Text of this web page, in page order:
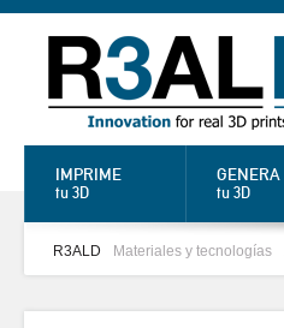
IMPRIME
tu 3D
GENERA
tu 3D
R3ALD Materiales y tecnologías